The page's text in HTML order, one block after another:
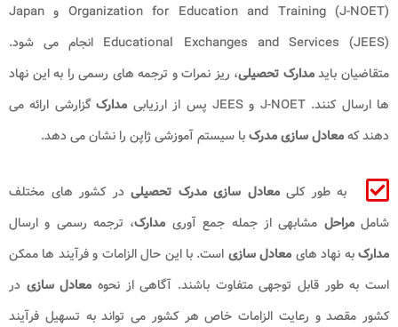
Organization for Education and Training (J-NOET) و Japan
Educational Exchanges and Services (JEES) انجام می ‌شود.
متقاضیان بایدمدارک تحصیلی، ریز نمرات و ترجمه ‌های رسمی را به این نهاد
ها ارسال کنند. J-NOET و JEES پس از ارزیابی
مدارکگزارشی ارائه می
‌دهند کهمعادل‌ سازی مدرکبا سیستم آموزشی ژاپن را نشان می‌ دهد.
به طور کلیمعادل ‌سازی مدرک تحصیلی در کشور های مختلف
شاملمراحل مشابهی از جمله جمع‌ آوری مدارک، ترجمه رسمی و ارسال
مدارکبه نهاد های معادل ‌سازی است. با این حال الزامات و فرآیند ها ممکن
است به ‌طور قابل ‌توجهی متفاوت باشند. آگاهی از نحوه معادل‌ سازی در
کشور مقصد و رعایت الزامات خاص هر کشور می‌ تواند به تسهیل فرآیند